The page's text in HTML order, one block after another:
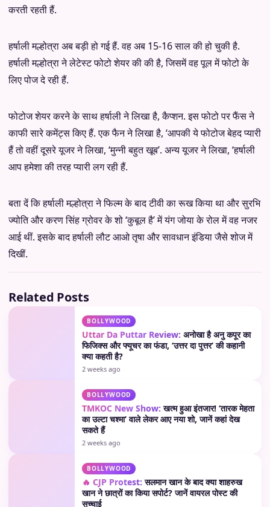
करती रहती हैं.
हर्षाली मल्होत्रा अब बड़ी हो गई हैं. वह अब 15-16 साल की हो चुकी है.
हर्षाली मल्होत्रा ने लेटेस्ट फोटो शेयर की की है, जिसमें वह पूल में फोटो के
लिए पोज दे रही हैं.
फोटोज शेयर करने के साथ हर्षाली ने लिखा है, कैप्शन. इस फोटो पर फैंस ने
काफी सारे कमेंट्स किए हैं. एक फैन ने लिखा है, ‘आपकी ये फोटोज बेहद प्यारी
हैं तो वहीं दूसरे यूजर ने लिखा, ‘मुन्नी बहुत खूब’. अन्य यूजर ने लिखा, ‘हर्षाली
आप हमेशा की तरह प्यारी लग रही हैं.
बता दें कि हर्षाली मल्होत्रा ने फिल्म के बाद टीवी का रूख किया था और सुरभि
ज्योति और करण सिंह ग्रोवर के शो ‘कुबूल है’ में यंग जोया के रोल में वह नजर
आई थीं. इसके बाद हर्षाली लौट आओ तृषा और सावधान इंडिया जैसे शोज में
दिखीं.
Related Posts
BOLLYWOOD
Uttar Da Puttar Review: अनोखा है अनु कपूर का
फिजिक्स और फ्यूचर का फंडा, ‘उत्तर दा पुत्तर’ की कहानी
क्या कहती है?
2 weeks ago
BOLLYWOOD
TMKOC New Show: खत्म हुआ इंतजार! ‘तारक मेहता
का उल्टा चश्मा’ वाले लेकर आए नया शो, जानें कहां देख
सकते हैं
2 weeks ago
BOLLYWOOD
🔥 CJP Protest: सलमान खान के बाद क्या शाहरुख
खान ने छात्रों का किया सपोर्ट? जानें वायरल पोस्ट की
सच्चाई